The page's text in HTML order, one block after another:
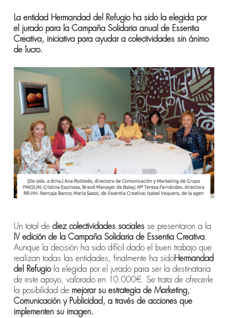
La entidad Hermandad del Refugio ha sido la elegida por
el jurado para la Campaña Solidaria anual de Essentia
Creativa, iniciativa para ayudar a colectividades sin ánimo
de lucro.
Un total de diez colectividades socialesse presentaron a la
IV edición de la Campaña Solidaria de Essentia Creativa.
Aunque la decisión ha sido difícil dado el buen trabajo que
realizan todas las entidades, finalmente ha sidoHermandad
del Refugiola elegida por el jurado para ser la destinataria
de este apoyo, valorado en 10.000€. Se trata de ofrecerle
la posibilidad de mejorar su estrategia de Marketing,
Comunicación y Publicidad, a través de acciones que
implementen su imagen.